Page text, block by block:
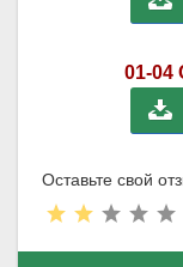
01-04
Оставьте свой